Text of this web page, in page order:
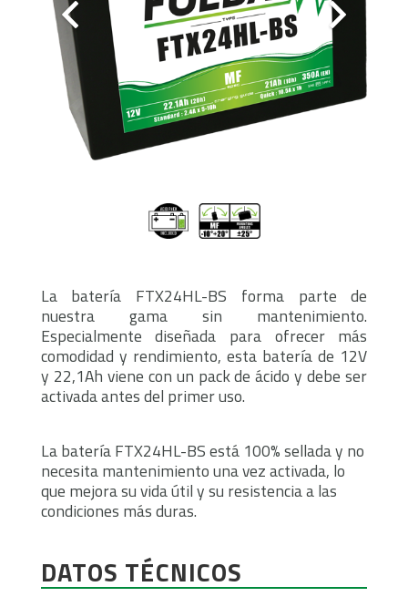
La batería FTX24HL-BS forma parte de
nuestra gama sin mantenimiento.
Especialmente diseñada para ofrecer más
comodidad y rendimiento, esta batería de 12V
y 22,1Ah viene con un pack de ácido y debe ser
activada antes del primer uso.
La batería FTX24HL-BS está 100% sellada y no
necesita mantenimiento una vez activada, lo
que mejora su vida útil y su resistencia a las
condiciones más duras.
DATOS TÉCNICOS